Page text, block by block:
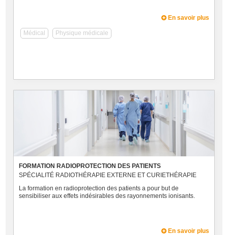
En savoir plus
Médical Physique médicale
FORMATION RADIOPROTECTION DES PATIENTS
SPÉCIALITÉ RADIOTHÉRAPIE EXTERNE ET CURIETHÉRAPIE
La formation en radioprotection des patients a pour but de
sensibiliser aux effets indésirables des rayonnements ionisants.
En savoir plus